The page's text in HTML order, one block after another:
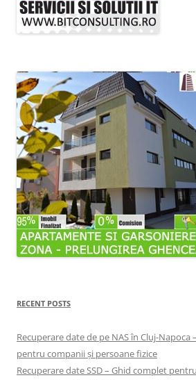
RECENT POSTS
Recuperare date de pe NAS în Cluj-
pentru companii și persoane fizice
Recuperare date SSD – Ghid complet